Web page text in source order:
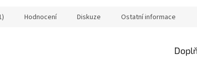
Hodnocení Diskuze Ostatní informace